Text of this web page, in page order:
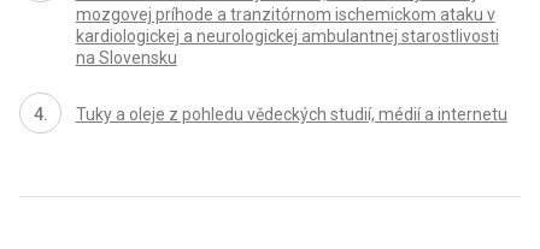
mozgovej príhode a tranzitórnom ischemickom ataku v
kardiologickej a neurologickej ambulantnej starostlivosti
na Slovensku
Tuky a oleje z pohledu vědeckých studií, médií a internetu